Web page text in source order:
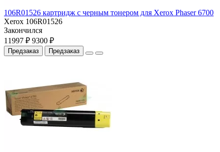
106R01526 картридж с черным тонером для Xerox Phaser 6700
Xerox 106R01526
Закончился
11997 ₽ 9300 ₽
Предзаказ Предзаказ